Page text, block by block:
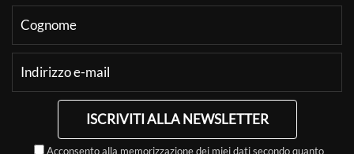
ISCRIVITI ALLA NEWSLETTER
Acconsento alla memorizzazione dei miei dati secondo quanto